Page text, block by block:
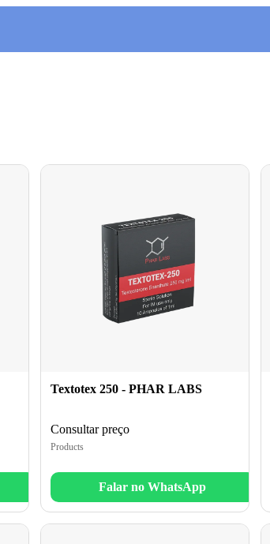
Textotex 250 - PHAR LABS
Consultar preço
Products
Falar no WhatsApp